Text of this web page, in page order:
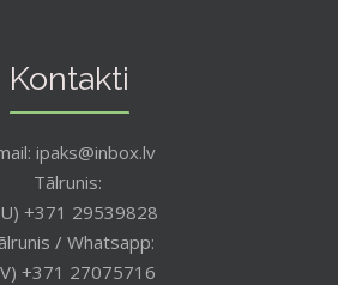
Kontakti
ipaks@inbox.lv
Tālrunis:
+371 29539828
/ Whatsapp:
+371 27075716